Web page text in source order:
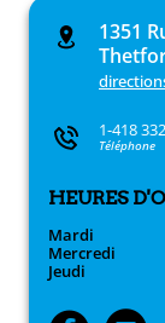
1351
1-418
Téléphone
HEURES
Mardi
Mercredi
Jeudi